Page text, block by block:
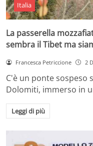
Italia
La passerella
sembra il Tibet ma
Francesca Petriccione 2
C'è un ponte sospeso
Dolomiti, immerso in
Leggi di più